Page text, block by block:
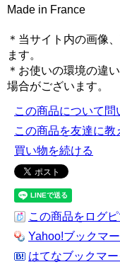
Made in France
＊当サイト内の画像
ます。
＊お使いの環境の違
場合がございます。
この商品について問
この商品を友達に教
買い物を続ける
この商品をログピ
Yahoo!ブックマ
はてなブックマ